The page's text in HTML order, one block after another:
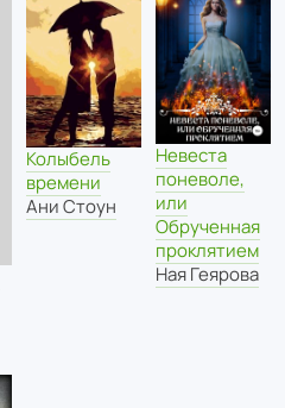
Колыбель
времени
Ани Стоун
Невеста
поневоле,
или
Обрученная
проклятием
Ная Геярова